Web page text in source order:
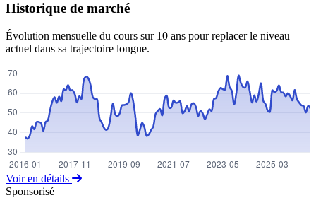
Historique de marché
Évolution mensuelle du cours sur 10 ans pour replacer le niveau
actuel dans sa trajectoire longue.
Voir en détails
Sponsorisé